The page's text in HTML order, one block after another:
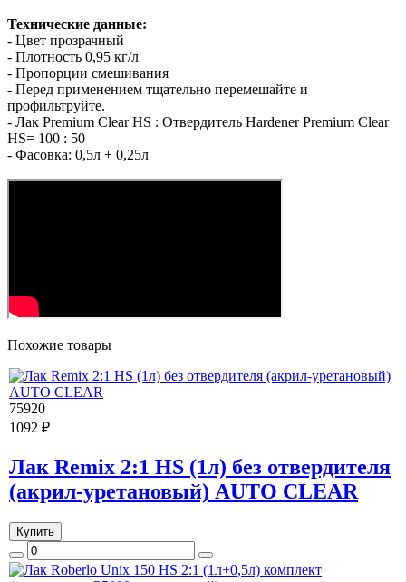
Технические данные:
- Цвет прозрачный
- Плотность 0,95 кг/л
- Пропорции смешивания
- Перед применением тщательно перемешайте и
профильтруйте.
- Лак Premium Clear HS : Отвердитель Hardener Premium Clear
HS= 100 : 50
- Фасовка: 0,5л + 0,25л
Похожие товары
75920
1092 ₽
Лак Remix 2:1 HS (1л) без отвердителя
(акрил-уретановый) AUTO CLEAR
Купить